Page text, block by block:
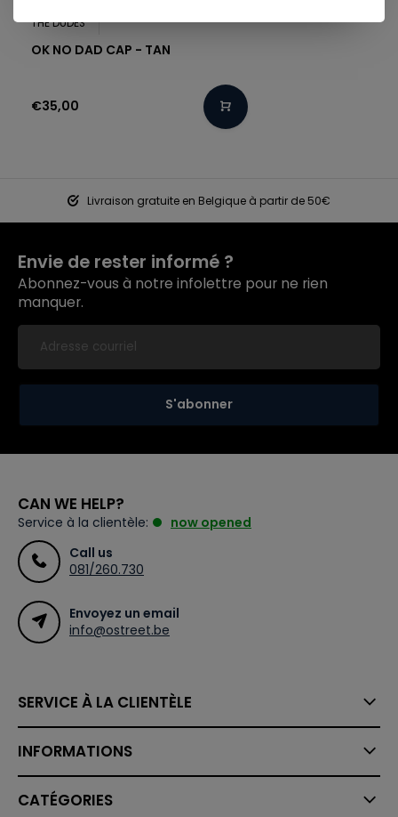
THE DUDES
OK NO DAD CAP - TAN
€35,00
Livraison gratuite en Belgique à partir de 50€
Envie de rester informé ?
Abonnez-vous à notre infolettre pour ne rien
manquer.
S'abonner
CAN WE HELP?
Service à la clientèle:
now opened
Call us
081/260.730
Envoyez un email
info@ostreet.be
SERVICE À LA CLIENTÈLE
INFORMATIONS
CATÉGORIES